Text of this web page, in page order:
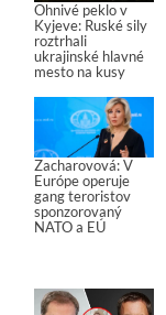
Ohnivé peklo v
Kyjeve: Ruské sily
roztrhali
ukrajinské hlavné
mesto na kusy
Zacharovová: V
Európe operuje
gang teroristov
sponzorovaný
NATO a EÚ